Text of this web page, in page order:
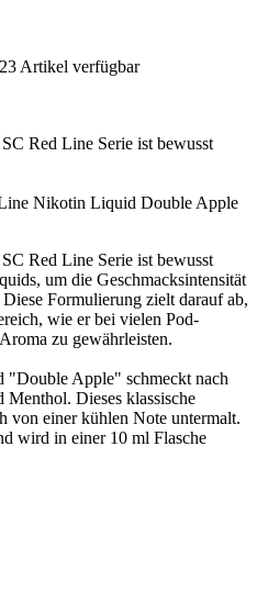
Artikel verfügbar
Red Line Serie ist bewusst
Nikotin Liquid Double Apple
Red Line Serie ist bewusst
um die Geschmacksintensität
Formulierung zielt darauf ab,
wie er bei vielen Pod-
zu gewährleisten.
Apple" schmeckt nach
Dieses klassische
von einer kühlen Note untermalt.
wird in einer 10 ml Flasche